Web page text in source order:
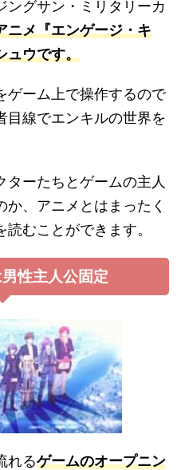
ングサン・ミリタリーカ
ニメ『エンゲージ・キ
ュウです。
ゲーム上で操作するので
目線でエンキルの世界を
ターたちとゲームの主人
、アニメとはまったく
むことができます。
性主人公固定
れるゲームのオープニン